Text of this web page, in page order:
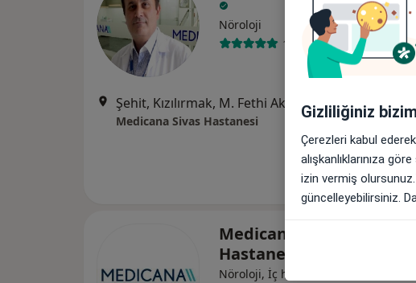
Nöroloji
13 görüş
Harita
Medicana Sivas Hastanesi
Medicana Sivas
Hastanesi
Nöroloji, İç hastalıkları,
Gizliliğiniz
Çerezleri kabul
alışkanlıklarınıza
izin vermiş
güncelleyebilirsiniz.